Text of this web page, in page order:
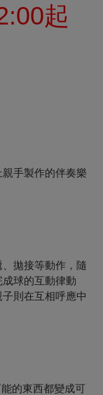
起
手製作的伴奏樂
拋接等動作，隨
球的互動律動
則在互相呼應中
的東西都變成可